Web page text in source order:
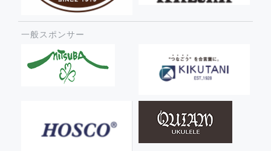
一般スポンサー